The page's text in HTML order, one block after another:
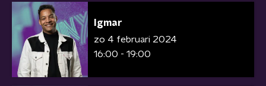
Igmar
zo 4 februari 2024
16:00 - 19:00